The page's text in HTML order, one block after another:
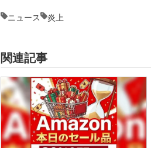
ニュース 炎上
関連記事